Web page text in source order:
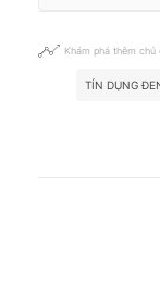
Khám phá thêm chủ
TÍN DỤNG